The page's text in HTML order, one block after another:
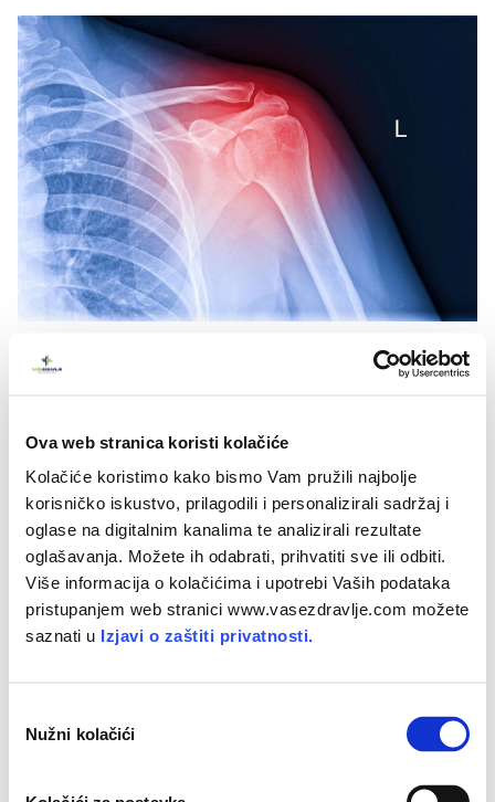
Ova web stranica koristi kolačiće
Kolačiće koristimo kako bismo Vam pružili najbolje
korisničko iskustvo, prilagodili i personalizirali sadržaj i
oglase na digitalnim kanalima te analizirali rezultate
oglašavanja. Možete ih odabrati, prihvatiti sve ili odbiti.
Više informacija o kolačićima i upotrebi Vaših podataka
pristupanjem web stranici www.vasezdravlje.com možete
saznati u Izjavi o zaštiti privatnosti.
Nužni kolačići
mišića ramena
Lijekovi
Određeni lijekovi mogu uzrokovati kratkotrajnu (privremenu)
ili dugotrajnu (kroničnu) mišićnu bol. Neki lijekovi uzrokuju
upalu oko mišićnih stanica (miozitis) ili aktiviraju receptore
za bol u mišićima.
Terapijski tretmani koji dovode do pojave bolova u mišićima
zračenjem)
angiotenzin-konvertirajućeg enzima - ACE